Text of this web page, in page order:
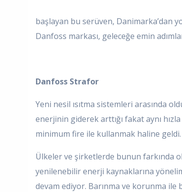
başlayan bu serüven, Danimarka’dan
Danfoss markası, geleceğe emin
Danfoss Strafor
Yeni nesil ısıtma sistemleri arasında
enerjinin giderek arttığı fakat aynı
minimum fire ile kullanmak haline geldi.
Ülkeler ve şirketlerde bunun farkında
yenilenebilir enerji kaynaklarına
devam ediyor. Barınma ve korunma ile